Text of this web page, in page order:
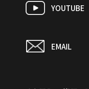
YOUTUBE
EMAIL